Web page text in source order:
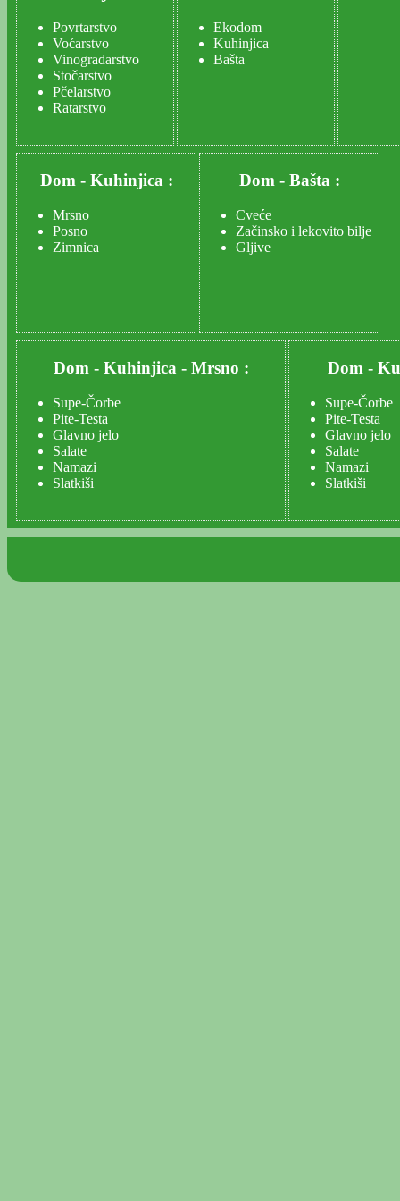
Povrtarstvo
Voćarstvo
Vinogradarstvo
Stočarstvo
Pčelarstvo
Ratarstvo
Ekodom
Kuhinjica
Bašta
Dom - Kuhinjica :
Mrsno
Posno
Zimnica
Dom - Bašta :
Cveće
Začinsko i lekovito bilje
Gljive
Dom - Kuhinjica - Mrsno :
Supe-Čorbe
Pite-Testa
Glavno jelo
Salate
Namazi
Slatkiši
Dom -
Supe-Čorbe
Pite-Testa
Glavno jelo
Salate
Namazi
Slatkiši